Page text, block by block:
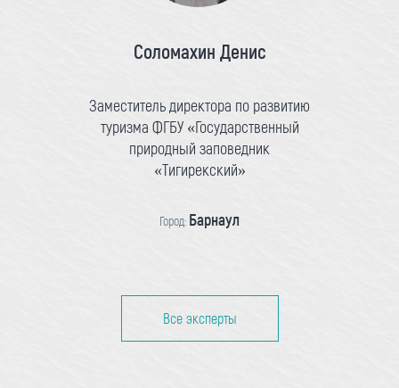
Соломахин Денис
Заместитель директора по развитию
туризма ФГБУ «Государственный
природный заповедник
«Тигирекский»
Город: Барнаул
Все эксперты